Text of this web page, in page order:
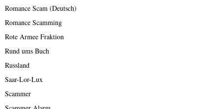
Romance Scam (Deutsch)
Romance Scamming
Rote Armee Fraktion
Rund ums Buch
Russland
Saar-Lor-Lux
Scammer